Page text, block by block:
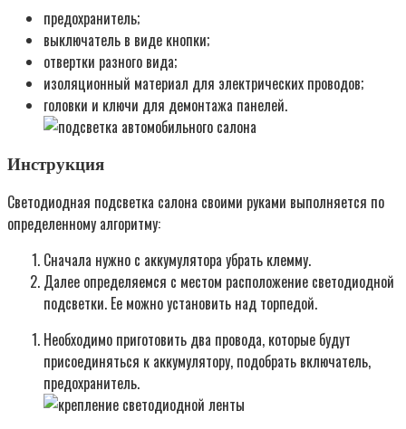
предохранитель;
выключатель в виде кнопки;
отвертки разного вида;
изоляционный материал для электрических проводов;
головки и ключи для демонтажа панелей.
Инструкция
Светодиодная подсветка салона своими руками выполняется по
определенному алгоритму:
Сначала нужно с аккумулятора убрать клемму.
Далее определяемся с местом расположение светодиодной
подсветки. Ее можно установить над торпедой.
Необходимо приготовить два провода, которые будут
присоединяться к аккумулятору, подобрать включатель,
предохранитель.